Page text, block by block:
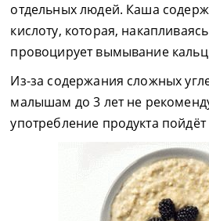
отдельных людей. Каша
кислоту, которая,
провоцирует вымывание
Из-за содержания сложных
малышам до 3 лет не
употребление продукта